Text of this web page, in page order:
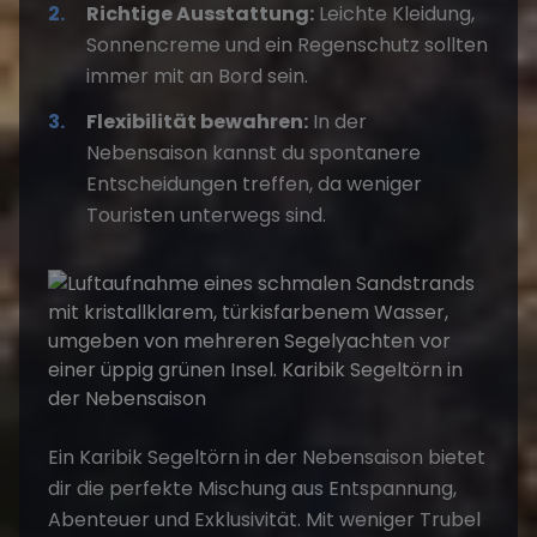
Richtige Ausstattung: Leichte Kleidung,
Sonnencreme und ein Regenschutz sollten
immer mit an Bord sein.
Flexibilität bewahren: In der
Nebensaison kannst du spontanere
Entscheidungen treffen, da weniger
Touristen unterwegs sind.
Ein Karibik Segeltörn in der Nebensaison bietet
dir die perfekte Mischung aus Entspannung,
Abenteuer und Exklusivität. Mit weniger Trubel